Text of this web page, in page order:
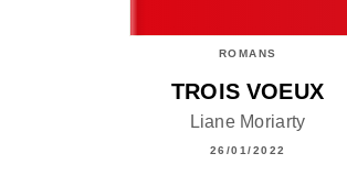
ROMANS
TROIS VOEUX
Liane Moriarty
26/01/2022